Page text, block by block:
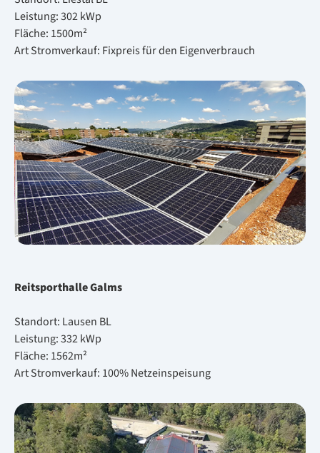
Leis­tung: 302 kWp
Flä­che: 1500m²
Art Strom­ver­kauf: Fix­preis für den Ei­gen­ver­brauch
Reit­sport­hal­le Galms
Stand­ort: Lau­sen BL
Leis­tung: 332 kWp
Flä­che: 1562m²
Art Strom­ver­kauf: 100% Netz­ein­spei­sung